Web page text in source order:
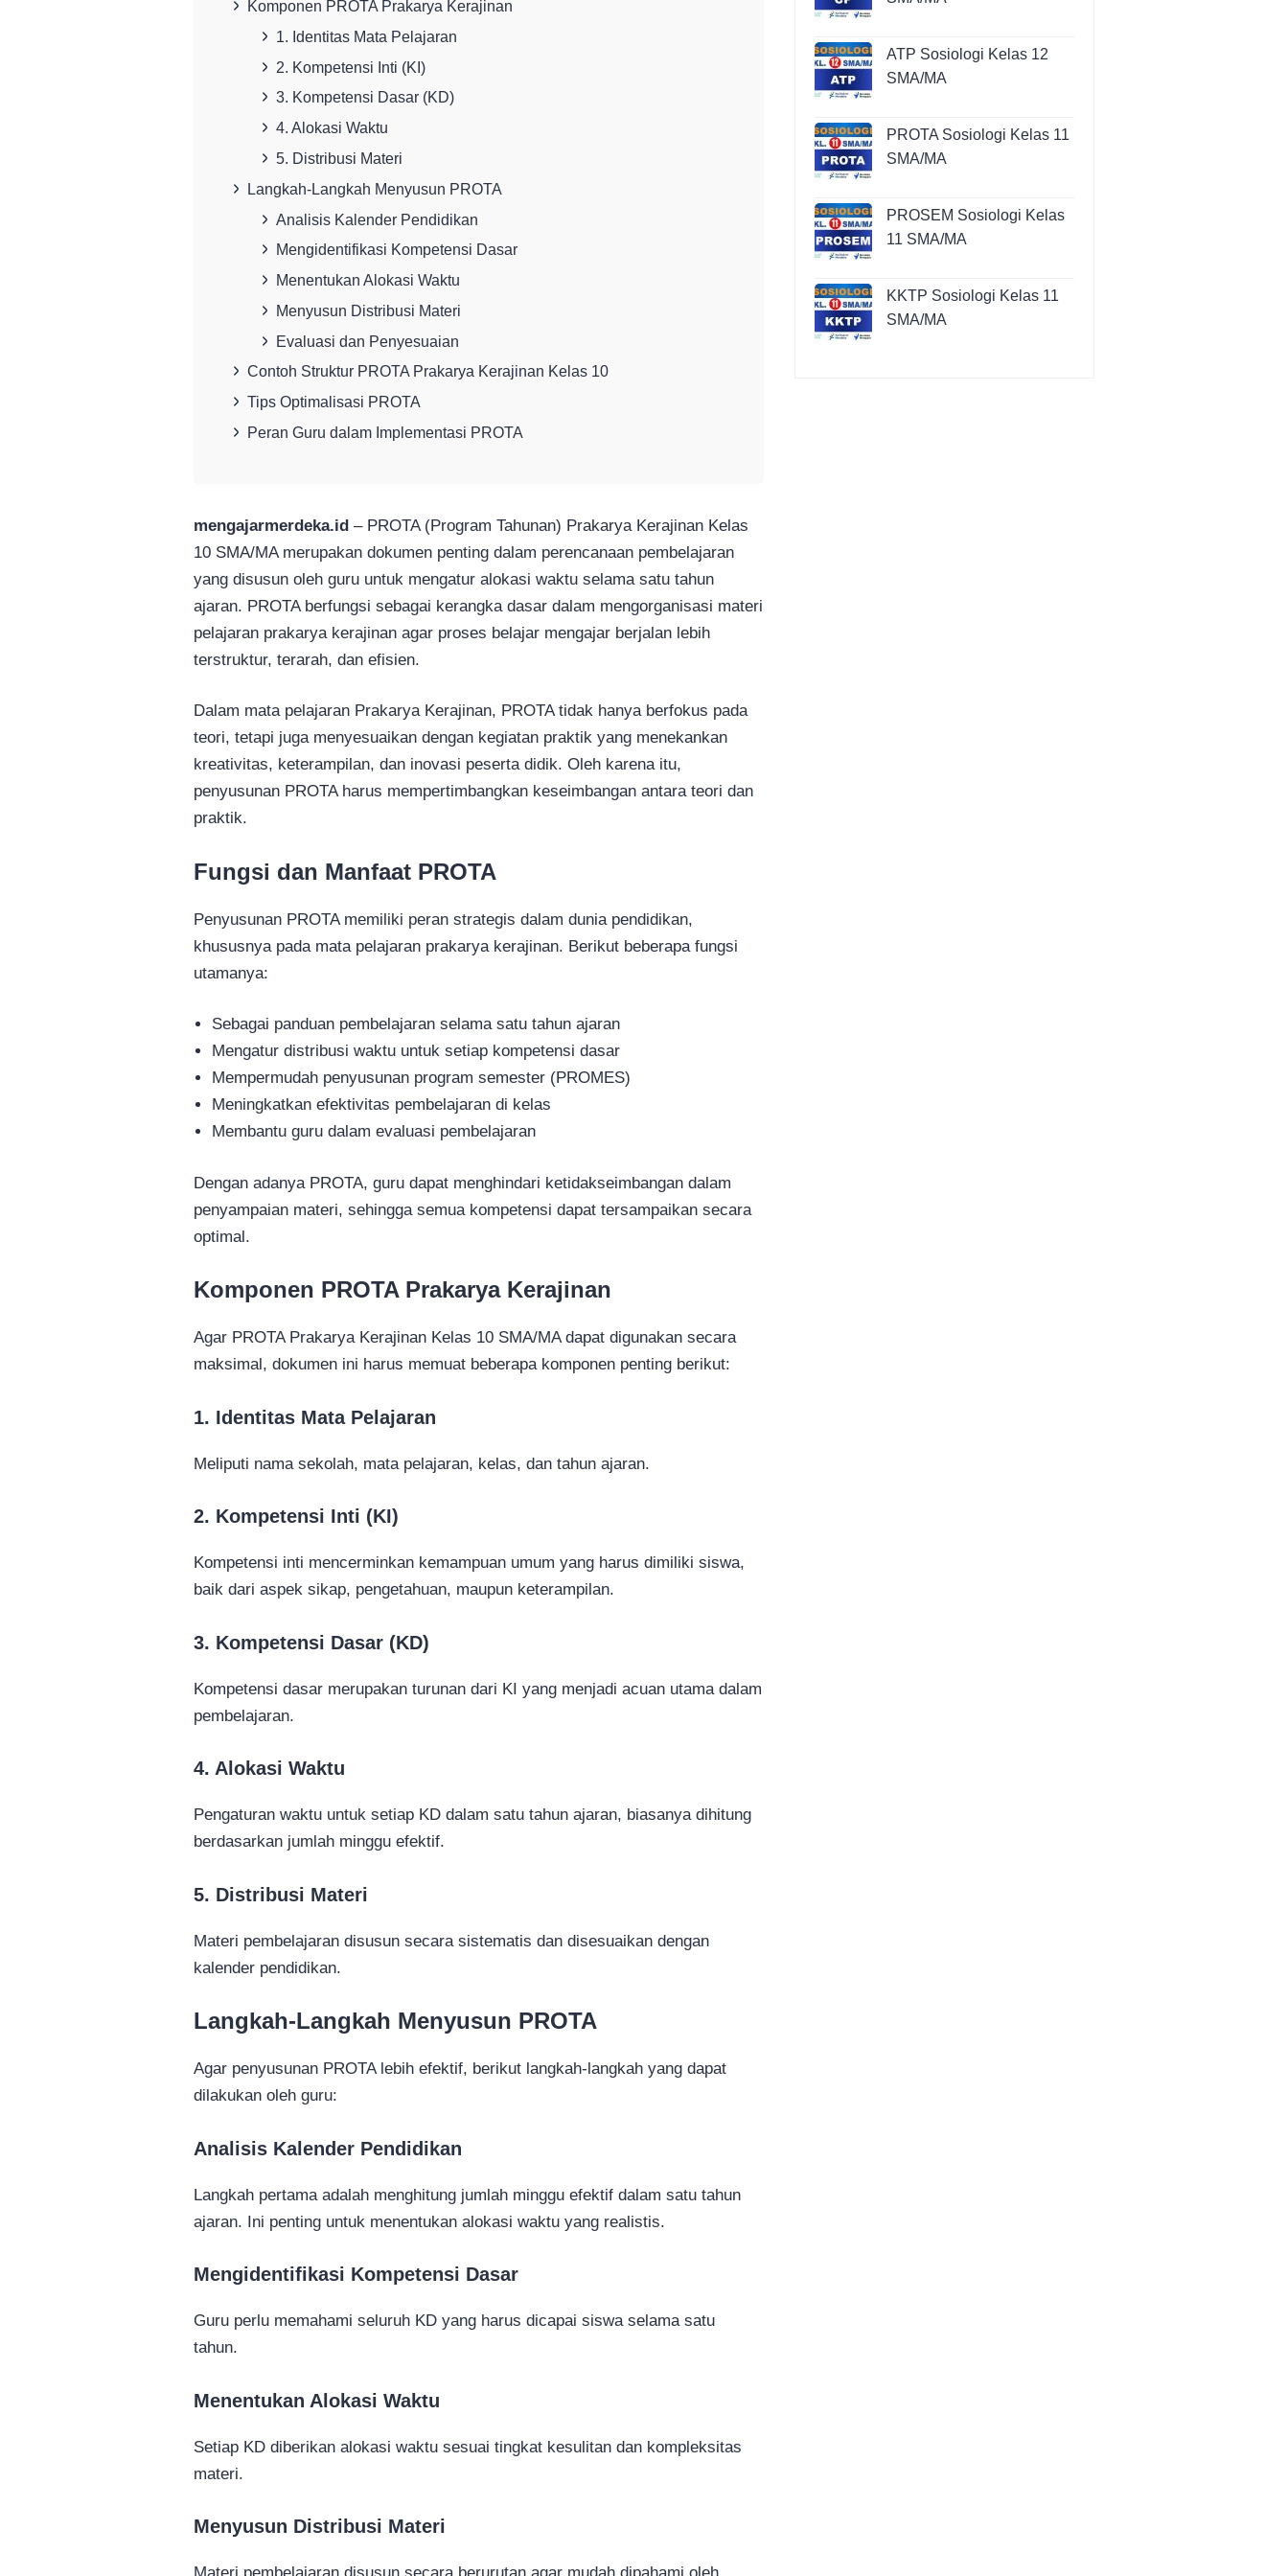
Komponen PROTA Prakarya Kerajinan
1. Identitas Mata Pelajaran
2. Kompetensi Inti (KI)
3. Kompetensi Dasar (KD)
4. Alokasi Waktu
5. Distribusi Materi
Langkah-Langkah Menyusun PROTA
Analisis Kalender Pendidikan
Mengidentifikasi Kompetensi Dasar
Menentukan Alokasi Waktu
Menyusun Distribusi Materi
Evaluasi dan Penyesuaian
Contoh Struktur PROTA Prakarya Kerajinan Kelas 10
Tips Optimalisasi PROTA
Peran Guru dalam Implementasi PROTA
mengajarmerdeka.id – PROTA (Program Tahunan) Prakarya Kerajinan Kelas
10 SMA/MA merupakan dokumen penting dalam perencanaan pembelajaran
yang disusun oleh guru untuk mengatur alokasi waktu selama satu tahun
ajaran. PROTA berfungsi sebagai kerangka dasar dalam mengorganisasi materi
pelajaran prakarya kerajinan agar proses belajar mengajar berjalan lebih
terstruktur, terarah, dan efisien.
Dalam mata pelajaran Prakarya Kerajinan, PROTA tidak hanya berfokus pada
teori, tetapi juga menyesuaikan dengan kegiatan praktik yang menekankan
kreativitas, keterampilan, dan inovasi peserta didik. Oleh karena itu,
penyusunan PROTA harus mempertimbangkan keseimbangan antara teori dan
praktik.
Fungsi dan Manfaat PROTA
Penyusunan PROTA memiliki peran strategis dalam dunia pendidikan,
khususnya pada mata pelajaran prakarya kerajinan. Berikut beberapa fungsi
utamanya:
Sebagai panduan pembelajaran selama satu tahun ajaran
Mengatur distribusi waktu untuk setiap kompetensi dasar
Mempermudah penyusunan program semester (PROMES)
Meningkatkan efektivitas pembelajaran di kelas
Membantu guru dalam evaluasi pembelajaran
Dengan adanya PROTA, guru dapat menghindari ketidakseimbangan dalam
penyampaian materi, sehingga semua kompetensi dapat tersampaikan secara
optimal.
Komponen PROTA Prakarya Kerajinan
Agar PROTA Prakarya Kerajinan Kelas 10 SMA/MA dapat digunakan secara
maksimal, dokumen ini harus memuat beberapa komponen penting berikut:
1. Identitas Mata Pelajaran
Meliputi nama sekolah, mata pelajaran, kelas, dan tahun ajaran.
2. Kompetensi Inti (KI)
Kompetensi inti mencerminkan kemampuan umum yang harus dimiliki siswa,
baik dari aspek sikap, pengetahuan, maupun keterampilan.
3. Kompetensi Dasar (KD)
Kompetensi dasar merupakan turunan dari KI yang menjadi acuan utama dalam
pembelajaran.
4. Alokasi Waktu
Pengaturan waktu untuk setiap KD dalam satu tahun ajaran, biasanya dihitung
berdasarkan jumlah minggu efektif.
5. Distribusi Materi
Materi pembelajaran disusun secara sistematis dan disesuaikan dengan
kalender pendidikan.
Langkah-Langkah Menyusun PROTA
Agar penyusunan PROTA lebih efektif, berikut langkah-langkah yang dapat
dilakukan oleh guru:
Analisis Kalender Pendidikan
Langkah pertama adalah menghitung jumlah minggu efektif dalam satu tahun
ajaran. Ini penting untuk menentukan alokasi waktu yang realistis.
Mengidentifikasi Kompetensi Dasar
Guru perlu memahami seluruh KD yang harus dicapai siswa selama satu
tahun.
Menentukan Alokasi Waktu
Setiap KD diberikan alokasi waktu sesuai tingkat kesulitan dan kompleksitas
materi.
Menyusun Distribusi Materi
ATP Sosiologi Kelas 12
SMA/MA
PROTA Sosiologi Kelas 11
SMA/MA
PROSEM Sosiologi Kelas
11 SMA/MA
KKTP Sosiologi Kelas 11
SMA/MA